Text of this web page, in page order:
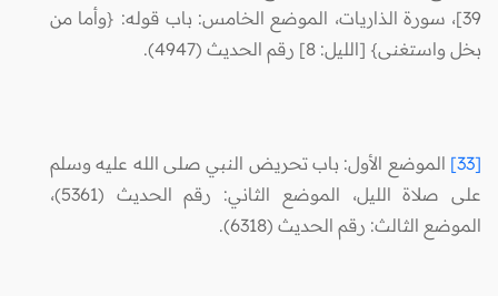
39]، سورة الذاريات، الموضع الخامس: باب قوله: {وأما من
بخل واستغنى} [الليل: 8] رقم الحديث (4947).
[33]
الموضع الأول: باب تحريض النبي صلى الله عليه وسلم
على صلاة الليل، الموضع الثاني: رقم الحديث (5361)،
الموضع الثالث: رقم الحديث (6318).